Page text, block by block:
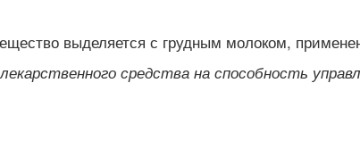
выделяется с грудным молоком,
средства на способность